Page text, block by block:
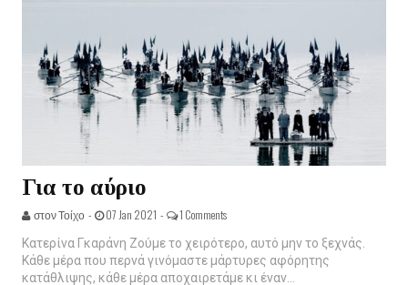
Για το αύριο
στον Τοίχο - 07 Jan 2021 - 1 Comments
Κατερίνα Γκαράνη Ζούμε το χειρότερο, αυτό μην το ξεχνάς.
Κάθε μέρα που περνά γινόμαστε μάρτυρες αφόρητης
κατάθλιψης, κάθε μέρα αποχαιρετάμε κι έναν...